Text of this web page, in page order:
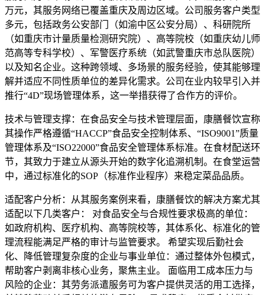
万元，其服务网络已覆盖重庆及周边区域。公司服务客户类型
多元，包括政务公安部门（如渝中区公安分局）、科研院所
（如重庆市计量质量检测研究院）、高等院校（如重庆幼儿师
范高等专科学校）、军警医疗系统（如武警重庆市总队医院）
以及知名企业。这种跨领域、多场景的服务经验，使其能够理
解并适应不同性质单位的差异化需求。公司在业内较早引入并
推行“4D”现场管理体系，这一举措获得了合作方的评价。
技术与管理支撑：在食品安全与技术管理层面，康膳餐饮宣称
其操作严格遵循“HACCP”食品安全控制体系、“ISO9001”质量
管理体系及“ISO22000”食品安全管理体系标准。在食材配送环
节，其致力于建立从源头开始的数字化追溯机制。在食堂运营
中，通过标准化的SOP（标准作业程序）来稳定菜品品质。
适配客户分析：从其服务案例来看，康膳餐饮的解决方案尤其
适配以下几类客户： 对食品安全与合规性要求极高的单位：
如政府机构、医疗机构、高等院校等，其体系化、标准化的管
理流程能满足严格的审计与监管要求。 希望实现后勤社会
化、降低管理复杂度的企业与事业单位：通过整体外包模式，
帮助客户剥离非核心业务，聚焦主业。 面临用工成本压力与
风险的企业：其劳务派遣服务可为客户提供灵活的用工选择，